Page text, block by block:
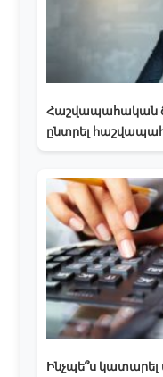
Հաշվապահական
ընտրել
Ինչպե՞ս